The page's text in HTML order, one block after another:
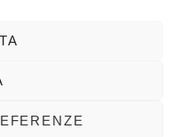
GAROLFO E BUGUGGIATE